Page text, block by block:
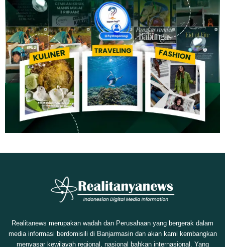
Realitanews merupakan wadah dan Perusahaan yang bergerak dalam
media informasi berdomisili di Banjarmasin dan akan kami kembangkan
menyasar kewilayah regional, nasional bahkan internasional. Yang